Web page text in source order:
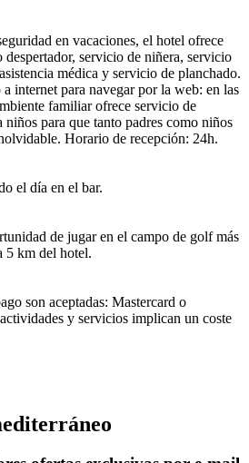
en vacaciones, el hotel ofrece
servicio de niñera, servicio
médica y servicio de planchado.
internet para navegar por la web: en las
familiar ofrece servicio de
para que tanto padres como niños
Horario de recepción: 24h.
el día en el bar.
de jugar en el campo de golf más
5 km del hotel.
son aceptadas: Mastercard o
y servicios implican un coste